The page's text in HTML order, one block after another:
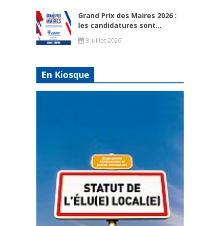
Grand Prix des Maires 2026 :
les candidatures sont...
8 juillet 2026
En Kiosque